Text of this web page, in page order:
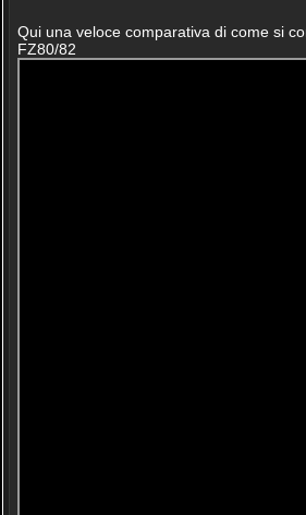
Qui una veloce comparativa di come si
FZ80/82